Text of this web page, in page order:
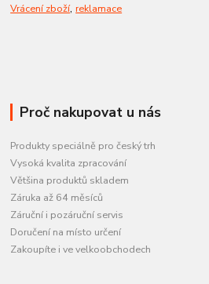
Vrácení zboží,reklamace
Proč nakupovat u nás
Produkty speciálně pro český trh
Vysoká kvalita zpracování
Většina produktů skladem
Záruka až 64 měsíců
Záruční i pozáruční servis
Doručení na místo určení
Zakoupíte i ve velkoobchodech